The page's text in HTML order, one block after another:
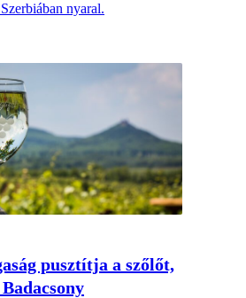
nyaral.
pusztítja a szőlőt,